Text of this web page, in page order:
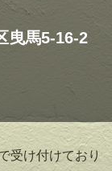
曳馬5-16-2
受け付けており